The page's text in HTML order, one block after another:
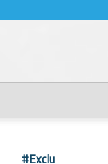
#Exclu